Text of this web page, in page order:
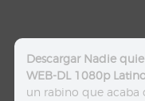
Descargar Nadie
WEB-DL 1080p
un rabino que acaba